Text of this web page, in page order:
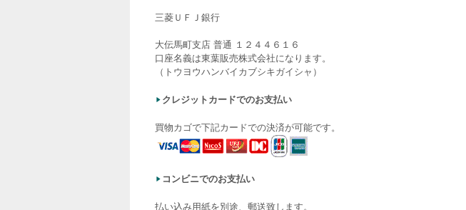
三菱ＵＦＪ銀行
大伝馬町支店 普通 １２４４６１６
口座名義は東葉販売株式会社になります。
（トウヨウハンバイカブシキガイシャ）
クレジットカードでのお支払い
買物カゴで下記カードでの決済が可能です。
コンビニでのお支払い
払い込み用紙を別途、郵送致します。